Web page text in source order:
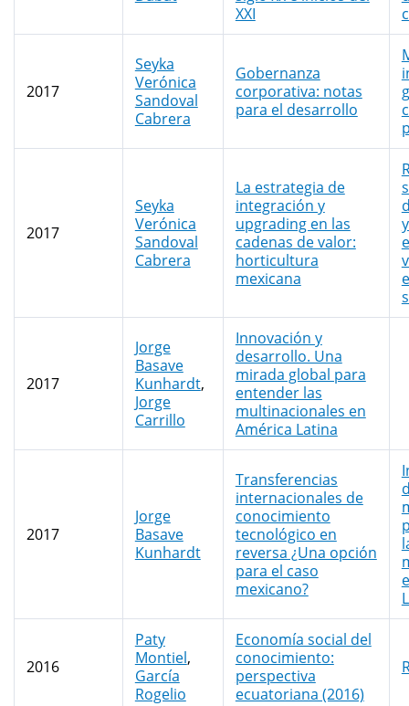
XXI
2017
Seyka
Verónica
Sandoval
Cabrera
Gobernanza
corporativa: notas
para el desarrollo
2017
Seyka
Verónica
Sandoval
Cabrera
La estrategia de
integración y
upgrading en las
cadenas de valor:
horticultura
mexicana
2017
Jorge
Basave
Kunhardt,
Jorge
Carrillo
Innovación y
desarrollo. Una
mirada global para
entender las
multinacionales en
América Latina
2017
Jorge
Basave
Kunhardt
Transferencias
internacionales de
conocimiento
tecnológico en
reversa ¿Una opción
para el caso
mexicano?
2016
Paty
Montiel,
García
Rogelio
Economía social del
conocimiento:
perspectiva
ecuatoriana (2016)